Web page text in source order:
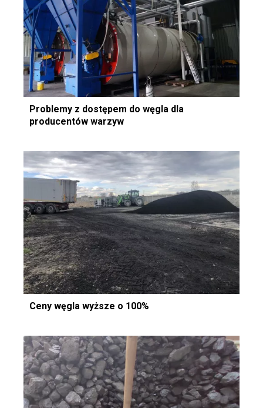
Problemy z dostępem do węgla dla
producentów warzyw
Ceny węgla wyższe o 100%